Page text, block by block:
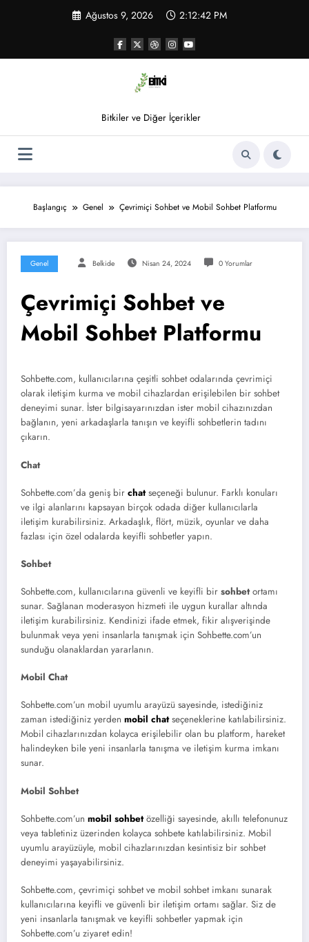
Ağustos 9, 2026 2:12:43 PM
Bitkiler ve Diğer İçerikler
Başlangıç Genel Çevrimiçi Sohbet ve Mobil Sohbet Platformu
Genel Belkide Nisan 24, 2024 0 Yorumlar
Çevrimiçi Sohbet ve
Mobil Sohbet Platformu
Sohbette.com, kullanıcılarına çeşitli sohbet odalarında çevrimiçi
olarak iletişim kurma ve mobil cihazlardan erişilebilen bir sohbet
deneyimi sunar. İster bilgisayarınızdan ister mobil cihazınızdan
bağlanın, yeni arkadaşlarla tanışın ve keyifli sohbetlerin tadını
çıkarın.
Chat
Sohbette.com’da geniş bir chatseçeneği bulunur. Farklı konuları
ve ilgi alanlarını kapsayan birçok odada diğer kullanıcılarla
iletişim kurabilirsiniz. Arkadaşlık, flört, müzik, oyunlar ve daha
fazlası için özel odalarda keyifli sohbetler yapın.
Sohbet
Sohbette.com, kullanıcılarına güvenli ve keyifli bir sohbetortamı
sunar. Sağlanan moderasyon hizmeti ile uygun kurallar altında
iletişim kurabilirsiniz. Kendinizi ifade etmek, fikir alışverişinde
bulunmak veya yeni insanlarla tanışmak için Sohbette.com’un
sunduğu olanaklardan yararlanın.
Mobil Chat
Sohbette.com’un mobil uyumlu arayüzü sayesinde, istediğiniz
zaman istediğiniz yerden mobil chatseçeneklerine katılabilirsiniz.
Mobil cihazlarınızdan kolayca erişilebilir olan bu platform, hareket
halindeyken bile yeni insanlarla tanışma ve iletişim kurma imkanı
sunar.
Mobil Sohbet
Sohbette.com’un mobil sohbetözelliği sayesinde, akıllı telefonunuz
veya tabletiniz üzerinden kolayca sohbete katılabilirsiniz. Mobil
uyumlu arayüzüyle, mobil cihazlarınızdan kesintisiz bir sohbet
deneyimi yaşayabilirsiniz.
Sohbette.com, çevrimiçi sohbet ve mobil sohbet imkanı sunarak
kullanıcılarına keyifli ve güvenli bir iletişim ortamı sağlar. Siz de
yeni insanlarla tanışmak ve keyifli sohbetler yapmak için
Sohbette.com’u ziyaret edin!